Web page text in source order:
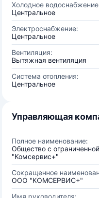
Холодное
Центральное
Электроснабжение:
Центральное
Вентиляция:
Вытяжная вентиляция
Система отопления:
Центральное
Управляющая
Полное наименование:
Общество с
"Комсервис+"
Сокращенное
ООО "КОМСЕРВИС+"
Имя руководителя: